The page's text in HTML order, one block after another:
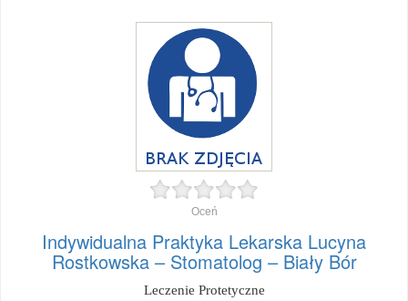
Oceń
Indywidualna Praktyka Lekarska Lucyna
Rostkowska – Stomatolog – Biały Bór
Leczenie Protetyczne